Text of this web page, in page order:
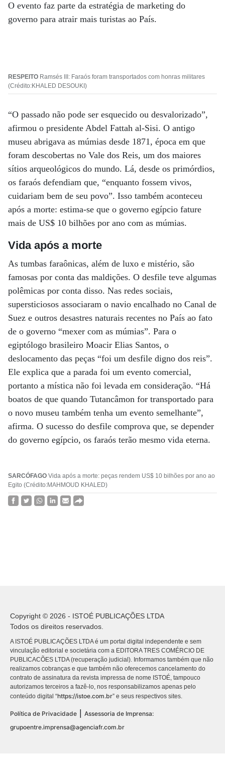
O evento faz parte da estratégia de marketing do
governo para atrair mais turistas ao País.
RESPEITO Ramsés III: Faraós foram transportados com honras militares
(Crédito:KHALED DESOUKI)
“O passado não pode ser esquecido ou desvalorizado”,
afirmou o presidente Abdel Fattah al-Sisi. O antigo
museu abrigava as múmias desde 1871, época em que
foram descobertas no Vale dos Reis, um dos maiores
sítios arqueológicos do mundo. Lá, desde os primórdios,
os faraós defendiam que, “enquanto fossem vivos,
cuidariam bem de seu povo”. Isso também aconteceu
após a morte: estima-se que o governo egípcio fature
mais de US$ 10 bilhões por ano com as múmias.
Vida após a morte
As tumbas faraônicas, além de luxo e mistério, são
famosas por conta das maldições. O desfile teve algumas
polêmicas por conta disso. Nas redes sociais,
supersticiosos associaram o navio encalhado no Canal de
Suez e outros desastres naturais recentes no País ao fato
de o governo “mexer com as múmias”. Para o
egiptólogo brasileiro Moacir Elias Santos, o
deslocamento das peças “foi um desfile digno dos reis”.
Ele explica que a parada foi um evento comercial,
portanto a mística não foi levada em consideração. “Há
boatos de que quando Tutancâmon for transportado para
o novo museu também tenha um evento semelhante”,
afirma. O sucesso do desfile comprova que, se depender
do governo egípcio, os faraós terão mesmo vida eterna.
SARCÓFAGO Vida após a morte: peças rendem US$ 10 bilhões por ano ao
Egito (Crédito:MAHMOUD KHALED)
Copyright © 2026 - ISTOÉ PUBLICAÇÕES LTDA
Todos os direitos reservados.
A ISTOÉ PUBLICAÇÕES LTDA é um portal digital independente e sem
vinculação editorial e societária com a EDITORA TRES COMÉRCIO DE
PUBLICACÕES LTDA (recuperação judicial). Informamos também que não
realizamos cobranças e que também não oferecemos cancelamento do
contrato de assinatura da revista impressa de nome ISTOÉ, tampouco
autorizamos terceiros a fazê-lo, nos responsabilizamos apenas pelo
conteúdo digital “https://istoe.com.br” e seus respectivos sites.
Política de Privacidade
Assessoria de Imprensa:
grupoentre.imprensa@agenciafr.com.br